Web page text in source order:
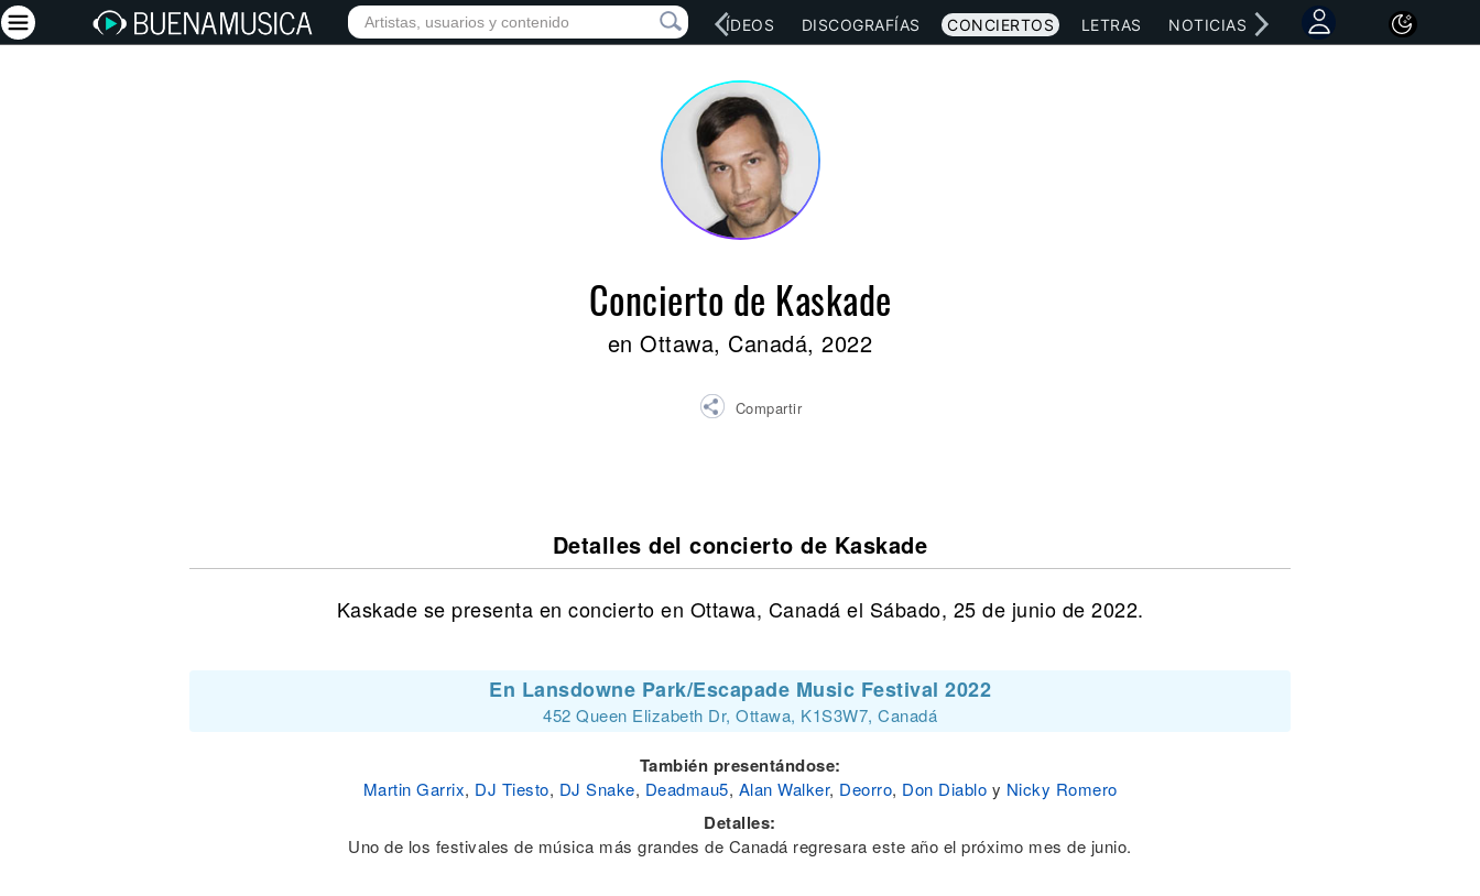
INICIO ARTISTAS RED SOCIAL MÚSICA VÍDEOS DISCOGRAFÍAS CONCIERTOS LETRAS NOTICIAS
Concierto de Kaskade
en Ottawa, Canadá, 2022
Compartir
Detalles del concierto de Kaskade
Kaskade se presenta en concierto en Ottawa, Canadá el Sábado, 25 de junio de 2022.
En Lansdowne Park/Escapade Music Festival 2022
452 Queen Elizabeth Dr, Ottawa, K1S3W7, Canadá
También presentándose:
Martin Garrix, DJ Tiesto, DJ Snake, Deadmau5, Alan Walker, Deorro, Don Diablo y Nicky Romero
Detalles:
Uno de los festivales de música más grandes de Canadá regresara este año el próximo mes de junio.